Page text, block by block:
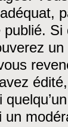
Si
un